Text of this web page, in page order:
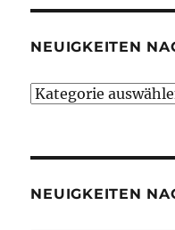
NEUIGKEITEN
Neuigkeiten
NEUIGKEITEN